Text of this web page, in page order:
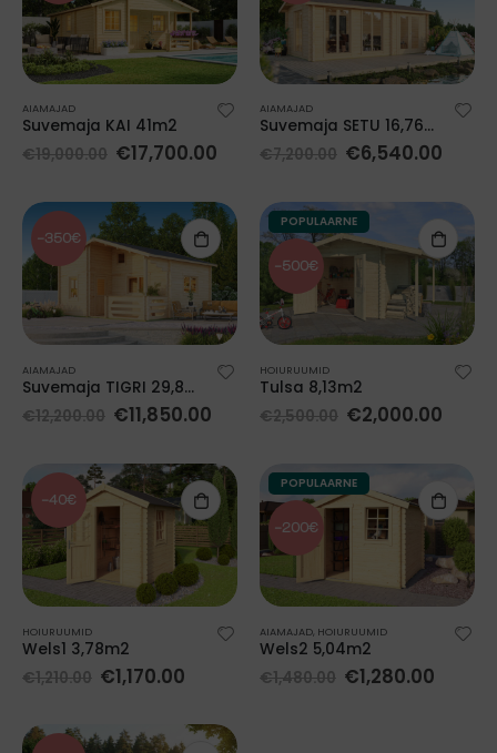
AIAMAJAD
Suvemaja KAI 41m2
€19,000.00 €17,700.00
AIAMAJAD
Suvemaja SETU 16,76m2
€7,200.00 €6,540.00
-350€
AIAMAJAD
Suvemaja TIGRI 29,8m2 magamiskorrusega
€12,200.00 €11,850.00
POPULAARNE
-500€
HOIURUUMID
Tulsa 8,13m2
€2,500.00 €2,000.00
-40€
HOIURUUMID
Wels1 3,78m2
€1,210.00 €1,170.00
POPULAARNE
-200€
AIAMAJAD, HOIURUUMID
Wels2 5,04m2
€1,480.00 €1,280.00